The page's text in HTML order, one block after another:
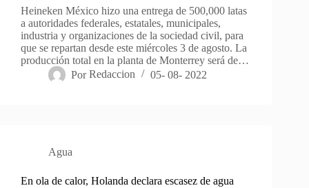
Heineken México hizo una entrega de 500,000 latas
a autoridades federales, estatales, municipales,
industria y organizaciones de la sociedad civil, para
que se repartan desde este miércoles 3 de agosto. La
producción total en la planta de Monterrey será de…
Por Redaccion 05- 08- 2022
Agua
En ola de calor, Holanda declara escasez de agua